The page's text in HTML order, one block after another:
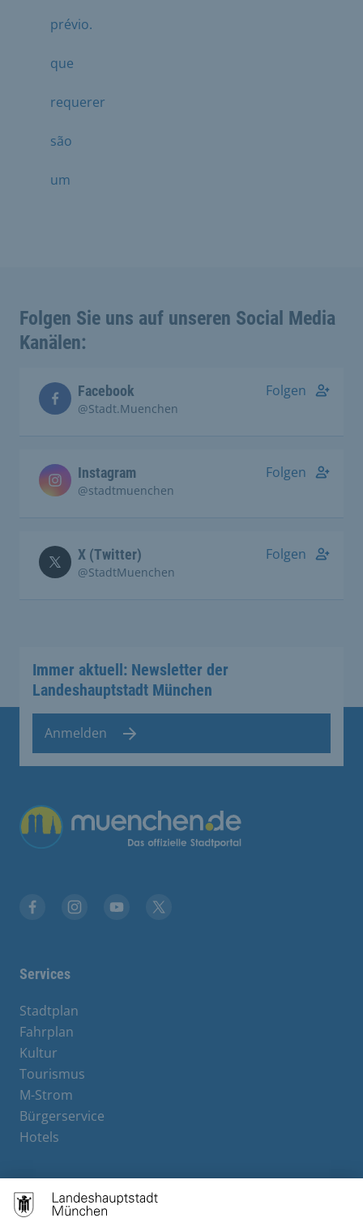
prévio.
que
requerer
são
um
Folgen Sie uns auf unseren Social Media
Kanälen:
Facebook
@Stadt.Muenchen
Folgen
Instagram
@stadtmuenchen
Folgen
X (Twitter)
@StadtMuenchen
Folgen
Immer aktuell: Newsletter der
Landeshauptstadt München
Anmelden
Übergreifende Links
Services
Stadtplan
Fahrplan
Kultur
Tourismus
M-Strom
Bürgerservice
Hotels
Contact